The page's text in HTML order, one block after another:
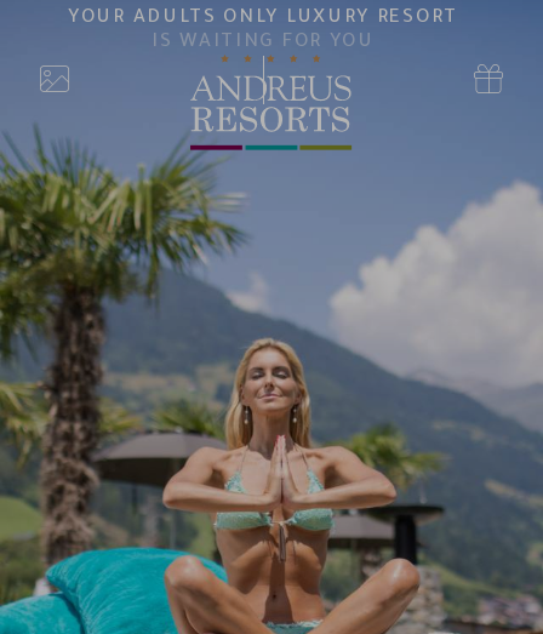
YOUR ADULTS ONLY LUXURY RESORT
IS WAITING FOR YOU